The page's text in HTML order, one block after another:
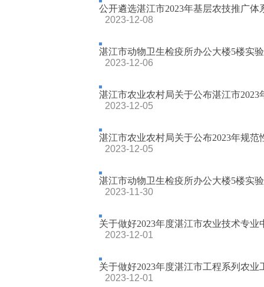
公开遴选湛江市2023年基层农技推广体
2023-12-08
湛江市动物卫生检疫所办公大楼5楼实
2023-12-06
湛江市农业农村局关于公布湛江市2023
2023-12-05
湛江市农业农村局关于公布2023年规范
2023-12-05
湛江市动物卫生检疫所办公大楼5楼实
2023-11-30
关于做好2023年度湛江市农业技术专
2023-12-01
关于做好2023年度湛江市工程系列农
2023-12-01